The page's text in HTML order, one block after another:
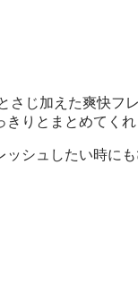
じ加えた爽快フ
りとまとめてくれ
シュしたい時に